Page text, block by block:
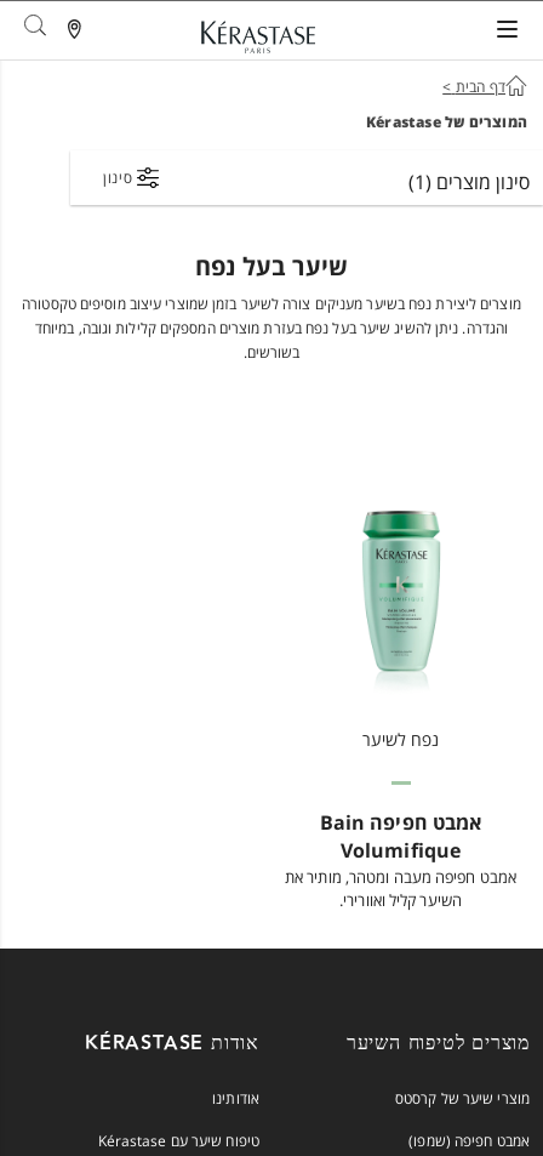
דף הבית >
המוצרים של Kérastase
סינון מוצרים (1) סינון
שיער בעל נפח
מוצרים ליצירת נפח בשיער מעניקים צורה לשיער בזמן שמוצרי עיצוב מוסיפים טקסטורה
והגדרה. ניתן להשיג שיער בעל נפח בעזרת מוצרים המספקים קלילות וגובה, במיוחד
בשורשים.
נפח לשיער
אמבט חפיפה Bain
Volumifique
אמבט חפיפה מעבה ומטהר, מותיר את
השיער קליל ואוורירי.
מוצרים לטיפוח השיער
מוצרי שיער של קרסטס
אמבט חפיפה (שמפו)
אודות KÉRASTASE
אודותינו
טיפוח שיער עם Kérastase